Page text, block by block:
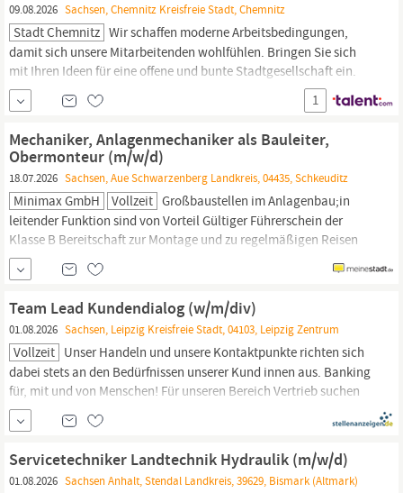
09.08.2026 Sachsen, Chemnitz Kreisfreie Stadt, Chemnitz
Stadt Chemnitz Wir schaffen moderne Arbeitsbedingungen,
damit sich unsere Mitarbeitenden wohlfühlen. Bringen Sie sich
mit Ihren Ideen für eine offene und bunte Stadtgesellschaft ein.
Wir suchen eine:n: BEIGEORDNETE:N (M/W/D) FÜR DAS
DEZERNAT 5 SOZIALES, JUGEND,
KULTUR UND
Sport...
1
Mechaniker, Anlagenmechaniker als Bauleiter,
Obermonteur (m/w/d)
18.07.2026 Sachsen, Aue Schwarzenberg Landkreis, 04435, Schkeuditz
Minimax GmbH Vollzeit Großbaustellen im Anlagenbau;in
leitender Funktion sind von Vorteil Gültiger Führerschein der
Klasse B Bereitschaft zur Montage und zu regelmäßigen Reisen
inklusive Übernachtungen innerhalb der Region
Sachsen-Anhaltund Thüringen Sie sind eine offene und
umsetzungsstarke Persönlichkeit mit einem klaren und
kooperativen...
Team Lead Kundendialog (w/m/div)
01.08.2026 Sachsen, Leipzig Kreisfreie Stadt, 04103, Leipzig Zentrum
Vollzeit Unser Handeln und unsere Kontaktpunkte richten sich
dabei stets an den Bedürfnissen unserer Kund innen aus. Banking
für, mit und von Menschen! Für unseren Bereich Vertrieb suchen
wir dich als Team Lead Kundendialog (w/m/div) Berlin /
Brandenburg,Sachsen,
| Vollzeit Hier darfst du
Servicetechniker Landtechnik Hydraulik (m/w/d)
01.08.2026 Sachsen Anhalt, Stendal Landkreis, 39629, Bismark (Altmark)